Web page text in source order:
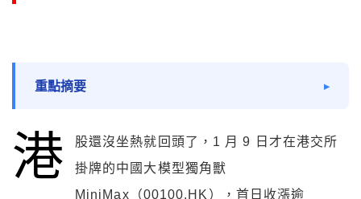
重點摘要
港
股還沒坐熱就回頭了，1 月 9 日才在港交所
掛牌的中國大模型獨角獸
MiniMax（00100.HK），首日收漲逾